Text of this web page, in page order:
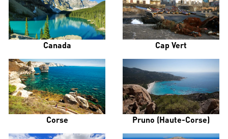
Canada Cap Vert
Corse Pruno (Haute-Corse)